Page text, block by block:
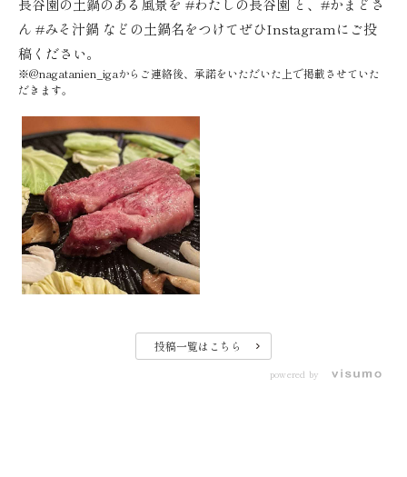
長谷園の土鍋のある風景を #わたしの長谷園 と、#かまどさ
ん #みそ汁鍋 などの土鍋名をつけてぜひInstagramにご投
稿ください。
※@nagatanien_igaからご連絡後、承諾をいただいた上で掲載させていた
だきます。
投稿一覧はこちら
powered by